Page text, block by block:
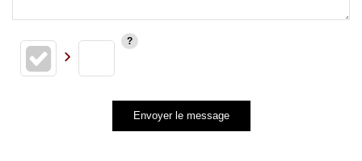
Envoyer le message